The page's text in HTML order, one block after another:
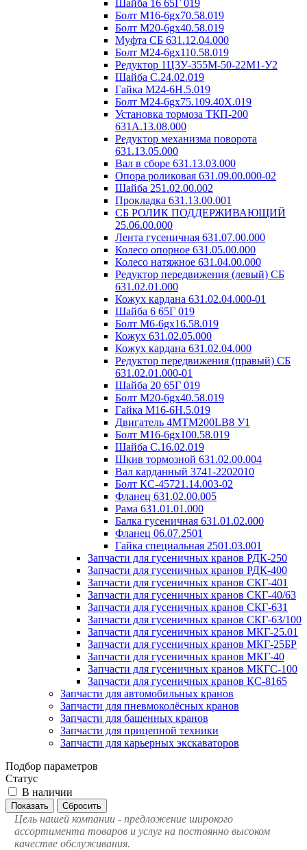
Шайба 16 65Г 019
Болт М16-6gх70.58.019
Болт М20-6gх40.58.019
Муфта СБ 631.12.04.000
Болт М24-6gх110.58.019
Редуктор 1Ц3У-355М-50-22М1-У2
Шайба C.24.02.019
Гайка М24-6H.5.019
Болт М24-6gх75.109.40Х.019
Установка тормоза ТКП-200
631А.13.08.000
Редуктор механизма поворота
631.13.05.000
Вал в сборе 631.13.03.000
Опора роликовая 631.09.00.000-02
Шайба 251.02.00.002
Прокладка 631.13.00.001
СБ РОЛИК ПОДДЕРЖИВАЮЩИЙ
25.06.00.000
Лента гусеничная 631.07.00.000
Колесо опорное 631.05.00.000
Колесо натяжное 631.04.00.000
Редуктор передвижения (левый) СБ
631.02.01.000
Кожух кардана 631.02.04.000-01
Шайба 6 65Г 019
Болт М6-6gx16.58.019
Кожух 631.02.05.000
Кожух кардана 631.02.04.000
Редуктор передвижения (правый) СБ
631.02.01.000-01
Шайба 20 65Г 019
Болт М20-6gx40.58.019
Гайка М16-6H.5.019
Двигатель 4MTM200LB8 У1
Болт М16-6gx100.58.019
Шайба C.16.02.019
Шкив тормозной 631.02.00.004
Вал карданный 3741-2202010
Болт КС-45721.14.003-02
Фланец 631.02.00.005
Рама 631.01.01.000
Балка гусеничная 631.01.02.000
Фланец 06.07.2501
Гайка специальная 2501.03.001
Запчасти для гусеничных кранов РДК-250
Запчасти для гусеничных кранов РДК-400
Запчасти для гусеничных кранов СКГ-401
Запчасти для гусеничных кранов СКГ-40/63
Запчасти для гусеничных кранов СКГ-631
Запчасти для гусеничных кранов СКГ-63/100
Запчасти для гусеничных кранов МКГ-25.01
Запчасти для гусеничных кранов МКГ-25БР
Запчасти для гусеничных кранов МКГ-40
Запчасти для гусеничных кранов МКГС-100
Запчасти для гусеничных кранов КС-8165
Запчасти для автомобильных кранов
Запчасти для пневмоколёсных кранов
Запчасти для башенных кранов
Запчасти для прицепной техники
Запчасти для карьерных экскаваторов
Подбор параметров
Статус
В наличии
Цель нашей компании - предложение широкого
ассортимента товаров и услуг на постоянно высоком
качестве обслуживания.